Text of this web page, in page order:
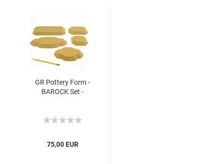
GR Pottery Form -
BAROCK Set -
75,00 EUR